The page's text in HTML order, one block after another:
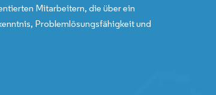
Mitarbeitern, die über ein
Problemlösungsfähigkeit und